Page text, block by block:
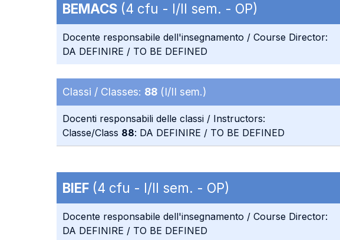
BEMACS (4 cfu - I/II sem. - OP)
Docente responsabile dell'insegnamento / Course Director:
DA DEFINIRE / TO BE DEFINED
Classi / Classes: 88 (I/II sem.)
Docenti responsabili delle classi / Instructors:
Classe/Class 88: DA DEFINIRE / TO BE DEFINED
BIEF (4 cfu - I/II sem. - OP)
Docente responsabile dell'insegnamento / Course Director:
DA DEFINIRE / TO BE DEFINED